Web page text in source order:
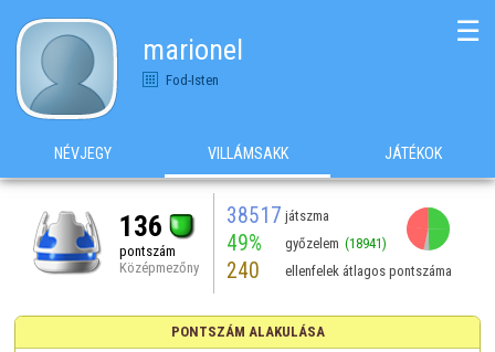
marionel
Fod-Isten
☰
NÉVJEGY VILLÁMSAKK JÁTÉKOK
136
pontszám
Középmezőny
38517 játszma
49% győzelem (18941)
240 ellenfelek átlagos pontszáma
PONTSZÁM ALAKULÁSA